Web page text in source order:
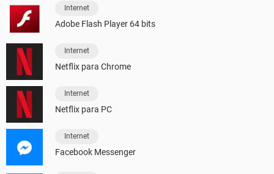
Internet
Adobe Flash Player 64 bits
Internet
Netflix para Chrome
Internet
Netflix para PC
Internet
Facebook Messenger